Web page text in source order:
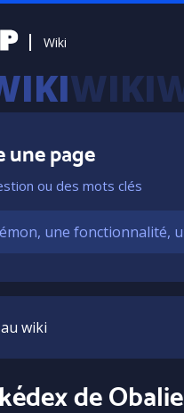
Wiki
une page
ou des mots clés
wiki
de Obalie